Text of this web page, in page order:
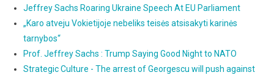
Jeffrey Sachs Roaring Ukraine Speech At EU Parliament
„Karo atveju Vokietijoje nebeliks teisės atsisakyti karinės
tarnybos“
Prof. Jeffrey Sachs : Trump Saying Good Night to NATO
Strategic Culture - The arrest of Georgescu will push against